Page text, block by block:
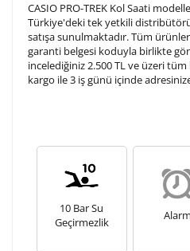
CASIO PRO-TREK Kol Saati
Türkiye'deki tek yetkili
satışa sunulmaktadır. Tüm
garanti belgesi koduyla birlikte
incelediğiniz 2.500 TL ve üzeri
kargo ile 3 iş günü içinde
10 Bar Su
Geçirmezlik
Alarm